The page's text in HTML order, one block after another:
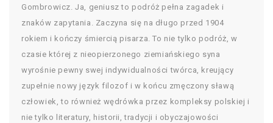
Gombrowicz. Ja, geniusz to podróż pełna zagadek i
znaków zapytania. Zaczyna się na długo przed 1904
rokiem i kończy śmiercią pisarza. To nie tylko podróż, w
czasie której z nieopierzonego ziemiańskiego syna
wyrośnie pewny swej indywidualności twórca, kreujący
zupełnie nowy język filozof i w końcu zmęczony sławą
człowiek, to również wędrówka przez kompleksy polskiej i
nie tylko literatury, historii, tradycji i obyczajowości